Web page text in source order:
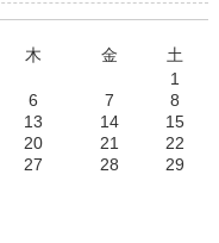
木 金
土
1
6 7
8
13 14
15
20 21
22
27 28
29